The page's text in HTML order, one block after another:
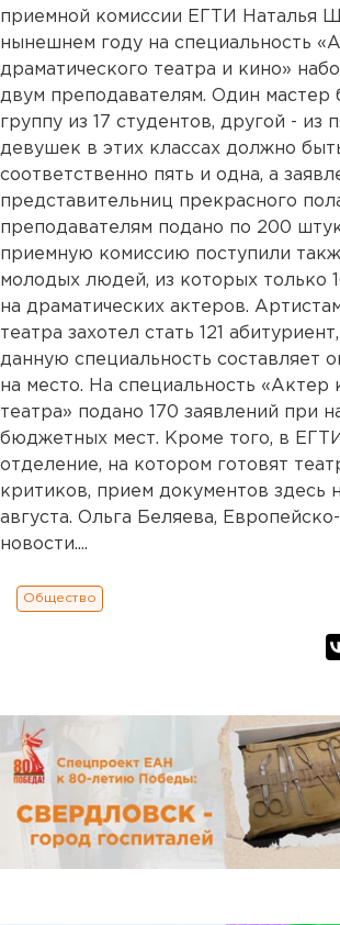
приемной комиссии ЕГТИ Наталья
нынешнем году на специальность
драматического театра и кино»
двум преподавателям. Один мастер
группу из 17 студентов, другой - из
девушек в этих классах должно
соответственно пять и одна, а
представительниц прекрасного
преподавателям подано по 200
приемную комиссию поступили
молодых людей, из которых только
на драматических актеров.
театра захотел стать 121
данную специальность составляет
на место. На специальность «Актер
театра» подано 170 заявлений при
бюджетных мест. Кроме того, в ЕГТИ
отделение, на котором готовят
критиков, прием документов здесь
августа. Ольга Беляева,
новости....
Общество